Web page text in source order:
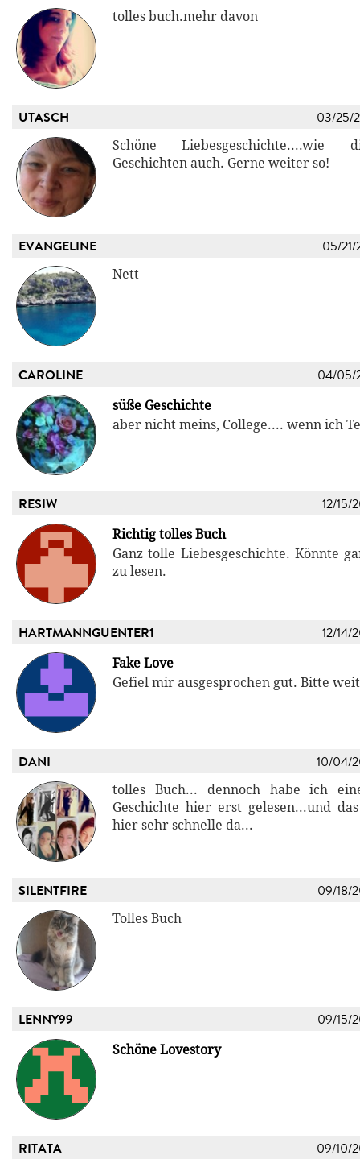
tolles buch.mehr davon
UTASCH 03/25/
Schöne Liebesgeschichte....wie
Geschichten auch. Gerne weiter so!
EVANGELINE 05/21/
Nett
CAROLINE 04/05/
süße Geschichte
aber nicht meins, College.... wenn ich
RESIW 12/15/
Richtig tolles Buch
Ganz tolle Liebesgeschichte. Könnte
zu lesen.
HARTMANNGUENTER1 12/14/
Fake Love
Gefiel mir ausgesprochen gut. Bitte
DANI 10/04/
tolles Buch... dennoch habe ich
Geschichte hier erst gelesen...und
hier sehr schnelle da...
SILENTFIRE 09/18/
Tolles Buch
LENNY99 09/15/
Schöne Lovestory
RITATA 09/10/